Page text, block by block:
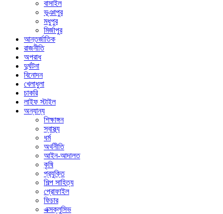
বাসাইল
ভূঞাপুর
মধুপুর
মির্জাপুর
আন্তর্জাতিক
রাজনীতি
অপরাধ
দুর্ঘটনা
বিনোদন
খেলাধুলা
চাকরি
লাইফ স্টাইল
অন্যান্য
শিক্ষাঙ্গন
স্বাস্থ্য
ধর্ম
অর্থনীতি
আইন-আদালত
কৃষি
প্রযুক্তি
শিল্প সাহিত্য
প্রোফাইল
ফিচার
এক্সক্লুসিভ